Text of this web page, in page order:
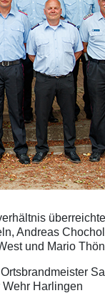
Andreas
und Mario
Wehr Harlingen